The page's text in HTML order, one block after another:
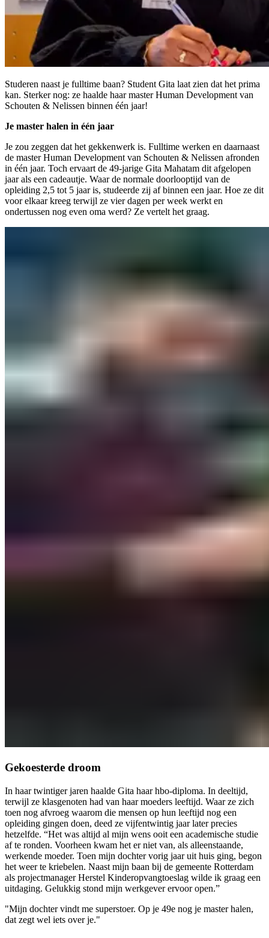
Studeren naast je fulltime baan? Student Gita laat zien dat het prima
kan. Sterker nog: ze haalde haar master Human Development van
Schouten & Nelissen binnen één jaar!
Je master halen in één jaar
Je zou zeggen dat het gekkenwerk is. Fulltime werken en daarnaast
de master Human Development van Schouten & Nelissen afronden
in één jaar. Toch ervaart de 49-jarige Gita Mahatam dit afgelopen
jaar als een cadeautje. Waar de normale doorlooptijd van de
opleiding 2,5 tot 5 jaar is, studeerde zij af binnen een jaar. Hoe ze dit
voor elkaar kreeg terwijl ze vier dagen per week werkt en
ondertussen nog even oma werd? Ze vertelt het graag.
Gekoesterde droom
In haar twintiger jaren haalde Gita haar hbo-diploma. In deeltijd,
terwijl ze klasgenoten had van haar moeders leeftijd. Waar ze zich
toen nog afvroeg waarom die mensen op hun leeftijd nog een
opleiding gingen doen, deed ze vijfentwintig jaar later precies
hetzelfde. “Het was altijd al mijn wens ooit een academische studie
af te ronden. Voorheen kwam het er niet van, als alleenstaande,
werkende moeder. Toen mijn dochter vorig jaar uit huis ging, begon
het weer te kriebelen. Naast mijn baan bij de gemeente Rotterdam
als projectmanager Herstel Kinderopvangtoeslag wilde ik graag een
uitdaging. Gelukkig stond mijn werkgever ervoor open.”
"Mijn dochter vindt me superstoer. Op je 49e nog je master halen,
dat zegt wel iets over je."